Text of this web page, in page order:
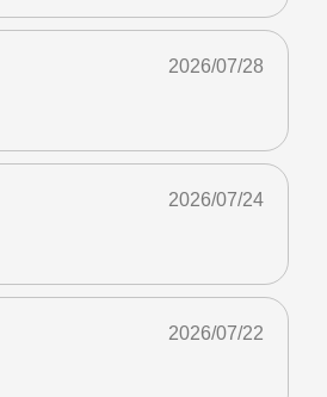
2026/07/28
2026/07/24
2026/07/22